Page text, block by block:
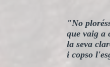
"No
que vaig a
la seva
i copso